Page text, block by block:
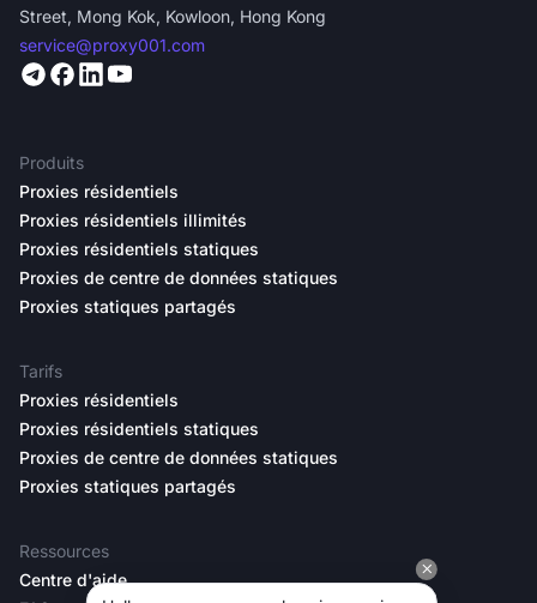
Street, Mong Kok, Kowloon, Hong Kong
service@proxy001.com
Produits
Proxies résidentiels
Proxies résidentiels illimités
Proxies résidentiels statiques
Proxies de centre de données statiques
Proxies statiques partagés
Tarifs
Proxies résidentiels
Proxies résidentiels statiques
Proxies de centre de données statiques
Proxies statiques partagés
Ressources
Centre d'aide